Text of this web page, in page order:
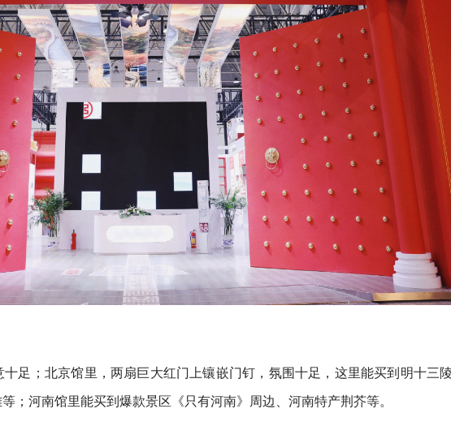
足；北京馆里，两扇巨大红门上镶嵌门钉，氛围十足，这里能买到明十三
；河南馆里能买到爆款景区《只有河南》周边、河南特产荆芥等。